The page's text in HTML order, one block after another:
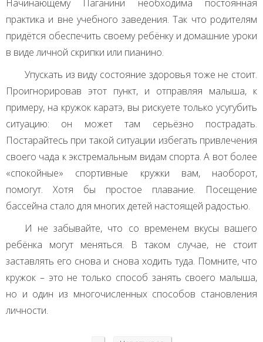
Начинающему Паганини необходима постоянная
практика и вне учебного заведения. Так что родителям
придётся обеспечить своему ребёнку и домашние уроки
в виде личной скрипки или пианино.
Упускать из виду состояние здоровья тоже не стоит.
Проигнорировав этот пункт, и отправляя малыша, к
примеру, на кружок каратэ, вы рискуете только усугубить
ситуацию: он может там серьёзно пострадать.
Постарайтесь при такой ситуации избегать привлечения
своего чада к экстремальным видам спорта. А вот более
«спокойные» спортивные кружки вам, наоборот,
помогут. Хотя бы простое плавание. Посещение
бассейна стало для многих детей настоящей радостью.
И не забывайте, что со временем вкусы вашего
ребёнка могут меняться. В таком случае, не стоит
заставлять его снова и снова ходить туда. Помните, что
кружок – это не только способ занять своего малыша,
но и один из многочисленных способов становления
личности.